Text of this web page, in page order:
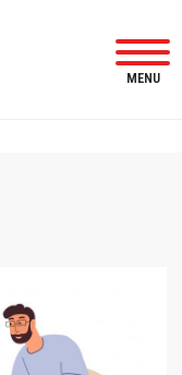
MENU